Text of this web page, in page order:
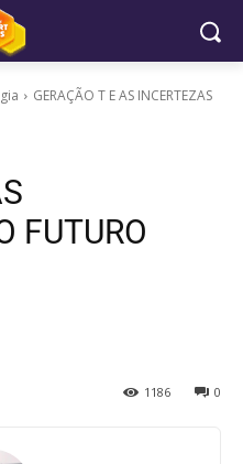
GERAÇÃO T E AS INCERTEZAS
FUTURO
0
1186